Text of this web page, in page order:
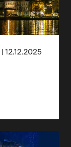
12.12.2025